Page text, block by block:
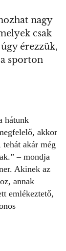
nagy
csak
érezzük,
sporton
hátunk
akkor
akár még
– mondja
Akinek az
annak
emlékeztető,